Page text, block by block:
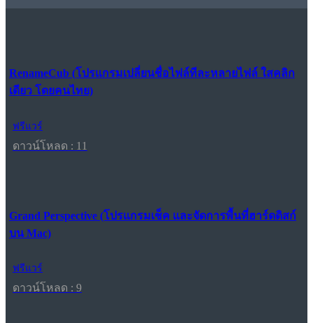
RenameCub (โปรแกรมเปลี่ยนชื่อไฟล์ทีละหลายไฟล์ ใสคลิก
เดียว โดยคนไทย)
ฟรีแวร์
ดาวน์โหลด : 11
Grand Perspective (โปรแกรมเช็ค และจัดการพื้นที่ฮาร์ดดิสก์
บน Mac)
ฟรีแวร์
ดาวน์โหลด : 9